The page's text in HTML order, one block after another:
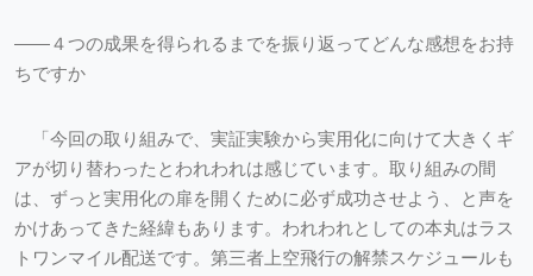
――４つの成果を得られるまでを振り返ってどんな感想をお持
ちですか
「今回の取り組みで、実証実験から実用化に向けて大きくギ
アが切り替わったとわれわれは感じています。取り組みの間
は、ずっと実用化の扉を開くために必ず成功させよう、と声を
かけあってきた経緯もあります。われわれとしての本丸はラス
トワンマイル配送です。第三者上空飛行の解禁スケジュールも